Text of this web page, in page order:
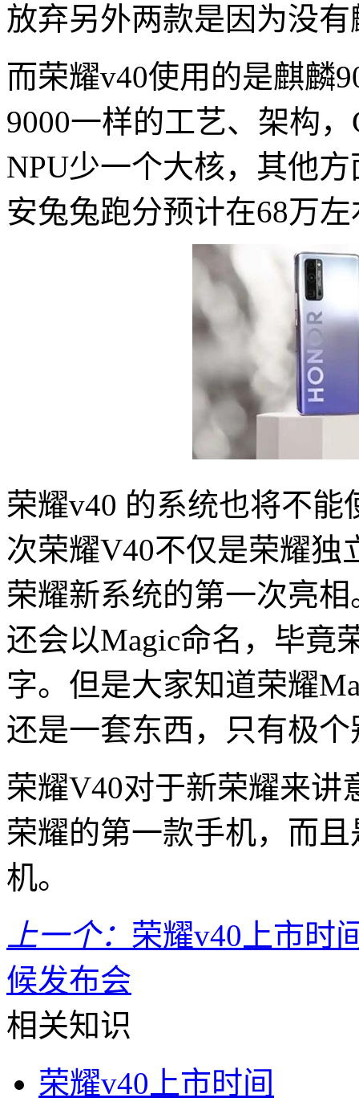
放弃另外两款是因为没有
而荣耀v40使用的是麒麟
9000一样的工艺、架构
NPU少一个大核，其他
安兔兔跑分预计在68万
荣耀v40 的系统也将不
次荣耀V40不仅是荣耀独
荣耀新系统的第一次亮
还会以Magic命名，毕竟
字。但是大家知道荣耀
还是一套东西，只有极
荣耀V40对于新荣耀来讲
荣耀的第一款手机，而
机。
上一个： 荣耀v40上市时
候发布会
相关知识
荣耀v40上市时间